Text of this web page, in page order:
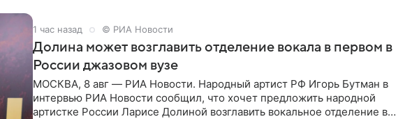
1 час назад © РИА Новости
Долина может возглавить отделение вокала в первом в
России джазовом вузе
МОСКВА, 8 авг — РИА Новости. Народный артист РФ Игорь Бутман в
интервью РИА Новости сообщил, что хочет предложить народной
артистке России Ларисе Долиной возглавить вокальное отделение в